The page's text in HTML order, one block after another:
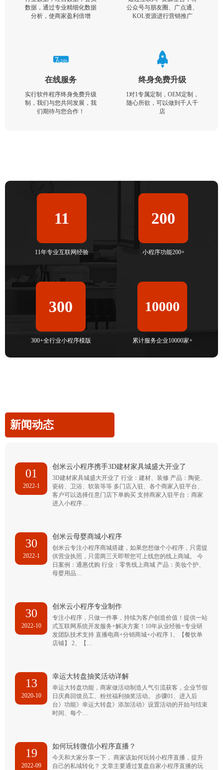
数据，通过专业精细化数据
分析，使商家盈利倍增
公众号与朋友圈、广点通、
KOL资源进行营销推广
在线服务
实行软件程序终身免费升级
制，我们与您共同发展，我
们期待与您合作！
终身免费升级
1对1专属定制，OEM定制，
随心所欲，可以做到千人千
店
11
11年专业互联网经验
200
小程序功能200+
300
300+全行业小程序模版
10000
累计服务企业10000家+
新闻动态
01
2022-1
创米云小程序携手3D建材家具城盛大开业了
3D建材家具城盛大开业了 行业：建材、装修 产品：陶瓷、
瓷砖、卫浴、软装等等 多门店入驻、各个商家入驻平台、
客户可以选择任意门店下单购买 支持商家入驻平台：商家
进入小程序…
30
2022-1
创米云母婴商城小程序
创米云专注小程序商城搭建，如果您想做个小程序，只需提
供营业执照，只需两三天即帮您可上线您的线上商城。 今
日案例：通惠优购 行业：零售线上商城 产品：美妆个护、
母婴用品…
30
2022-10
创米云小程序专业制作
专注小程序，只做一件事，持续为客户创造价值！提供一站
式互联网系统开发服务+解决方案！10年从业经验+专业研
发团队技术支持 直播电商+分销商城+小程序 1、【餐饮单
店铺】 2、【…
13
2020-10
幸运大转盘抽奖活动详解
幸运大转盘功能，商家做活动制造人气引流获客，企业节假
日庆典回馈员工、粉丝福利抽奖活动。 步骤01、进入后
台》功能》幸运大转盘》添加活动》设置活动的开始与结束
时间、每个…
19
2022-09
如何玩转微信小程序直播？
今天和大家分享一下， 商家该如何玩转小程序直播，提升
自己的私域转化？ 文章主要通过复盘自家小程序直播的玩